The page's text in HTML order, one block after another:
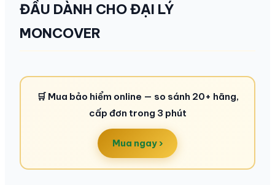
ĐẦU DÀNH CHO ĐẠI LÝ
MONCOVER
🛒 Mua bảo hiểm online — so sánh 20+ hãng,
cấp đơn trong 3 phút
Mua ngay ›